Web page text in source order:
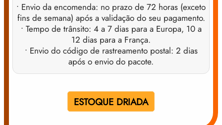
• Envio da encomenda: no prazo de 72 horas (exceto
fins de semana) após a validação do seu pagamento.
• Tempo de trânsito: 4 a 7 dias para a Europa, 10 a
12 dias para a França.
• Envio do código de rastreamento postal: 2 dias
após o envio do pacote.
ESTOQUE DRIADA